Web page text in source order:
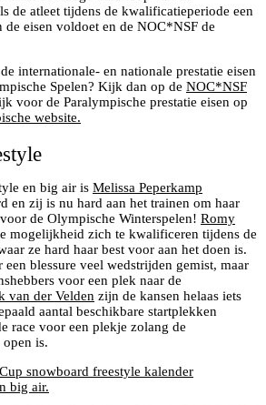
de atleet tijdens de kwalificatieperiode een
de eisen voldoet en de NOC*NSF de
internationale- en nationale prestatie eisen
Spelen? Kijk dan op de NOC*NSF
voor de Paralympische prestatie eisen op
website.
en big air is Melissa Peperkamp
en zij is nu hard aan het trainen om haar
de Olympische Winterspelen! Romy
mogelijkheid zich te kwalificeren tijdens de
ze hard haar best voor aan het doen is.
een blessure veel wedstrijden gemist, maar
voor een plek naar de
van der Velden zijn de kansen helaas iets
aantal beschikbare startplekken
race voor een plekje zolang de
is.
snowboard freestyle kalender
big air.